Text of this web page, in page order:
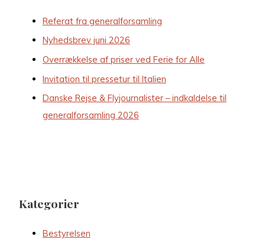
Referat fra generalforsamling
Nyhedsbrev juni 2026
Overrækkelse af priser ved Ferie for Alle
Invitation til pressetur til Italien
Danske Rejse & Flyjournalister – indkaldelse til
generalforsamling 2026
Kategorier
Bestyrelsen